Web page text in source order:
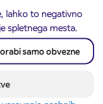
lahko to negativno
spletnega mesta.
samo obvezne